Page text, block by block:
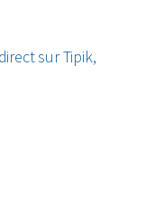
sur Tipik,